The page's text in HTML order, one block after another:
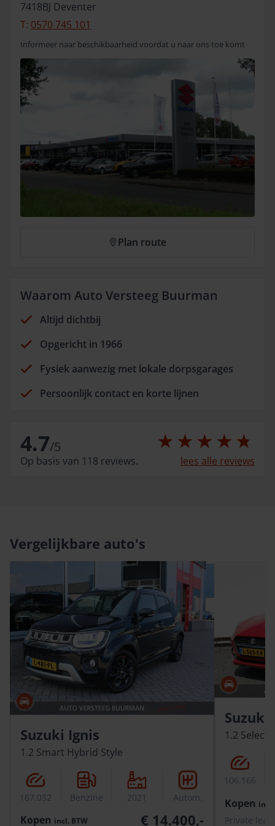
7418BJ Deventer
T: 0570 745 101
Informeer naar beschikbaarheid voordat u naar ons toe komt
Plan route
Waarom Auto Versteeg Buurman
Altijd dichtbij
Opgericht in 1966
Fysiek aanwezig met lokale dorpsgarages
Persoonlijk contact en korte lijnen
4.7/5
Op basis van 118 reviews. lees alle reviews
Vergelijkbare auto's
Suzuki Ignis
1.2 Smart Hybrid Style
167.032 Benzine 2021 Autom.
Kopen incl. BTW € 14.400,-
Suzuki
1.2 Select
106.166
Kopen incl.
Private